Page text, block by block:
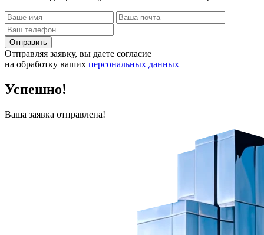
Отправить
Отправляя заявку, вы даете согласие
на обработку ваших персональных данных
Успешно!
Ваша заявка отправлена!